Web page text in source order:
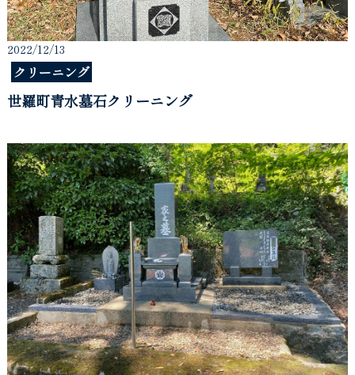
2022/12/13
クリーニング
世羅町青水墓石クリーニング